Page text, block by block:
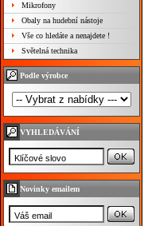
Mikrofony
Obaly na hudební nástoje
Vše co hledáte a nenajdete !
Světelná technika
Podle výrobce
VYHLEDÁVÁNÍ
Novinky emailem